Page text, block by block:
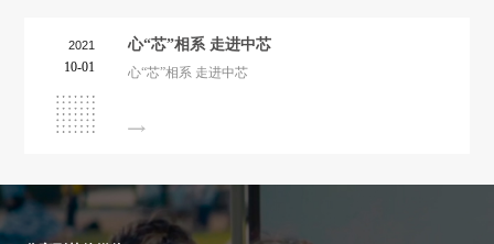
2021
10-01
心“芯”相系 走进中芯
心“芯”相系 走进中芯